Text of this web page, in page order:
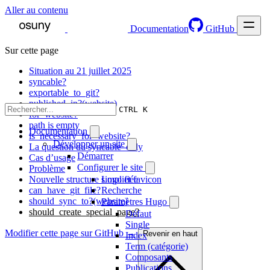
Aller au contenu
Documentation
GitHub
CTRL K
Documentation
Développer un site
Démarrer
Configurer le site
Logo et favicon
Recherche
Paramètres Hugo
Défaut
Single
Index
Term (catégorie)
Composants
Publications
Sur cette page
Situation au 21 juillet 2025
syncable?
exportable_to_git?
published_in?(website)
for_website?
path is empty
is_necessary_for_website?
La question du syncable_only
Cas d’usage
Problème
Nouvelle structure simplifiée
can_have_git_file?
should_sync_to?(website)
should_create_special_page?
Modifier cette page sur GitHub → Revenir en haut